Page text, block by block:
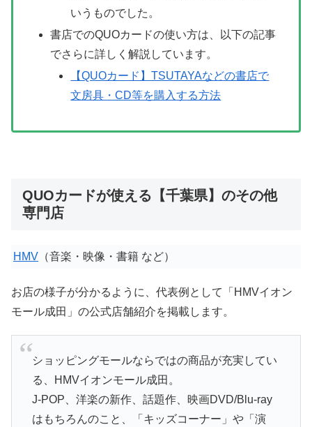
いうものでした。
書店でのQUOカードの使い方は、以下の記事
でさらに詳しく解説しています。
【QUOカード】TSUTAYAなどの書店で
文房具・CD等を購入する方法
QUOカードが使える【千葉県】のその他
専門店
HMV （音楽・映像・書籍 など）
お店の様子が分かるように、代表例として「HMVイオン
モール成田」の公式店舗紹介を掲載します。
ショッピングモールならではの商品が充実してい
る、HMVイオンモール成田。
J-POP、洋楽の新作、話題作、映画DVD/Blu-ray
はもちろんのこと、「キッズコーナー」や「演